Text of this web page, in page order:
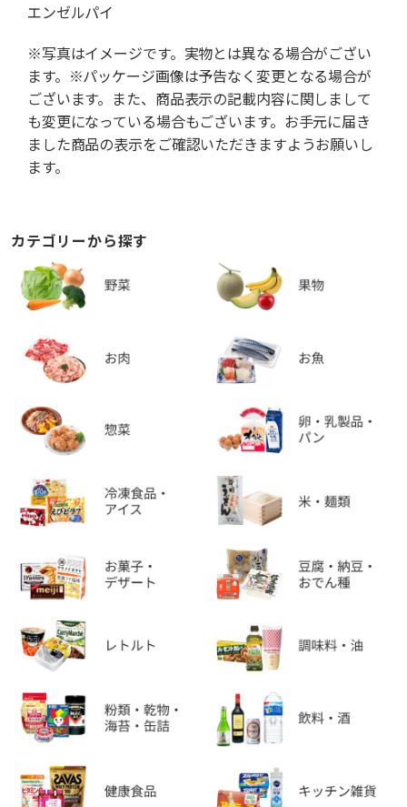
エンゼルパイ
※写真はイメージです。実物とは異なる場合がござい
ます。※パッケージ画像は予告なく変更となる場合が
ございます。また、商品表示の記載内容に関しまして
も変更になっている場合もございます。お手元に届き
ました商品の表示をご確認いただきますようお願いし
ます。
カテゴリーから探す